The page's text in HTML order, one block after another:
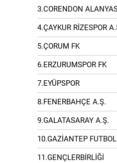
3.CORENDON
4.ÇAYKUR RİZESPOR
5.ÇORUM FK
6.ERZURUMSPOR FK
7.EYÜPSPOR
8.FENERBAHÇE A.Ş.
9.GALATASARAY A.Ş.
10.GAZİANTEP
11.GENÇLERBİRLİĞİ